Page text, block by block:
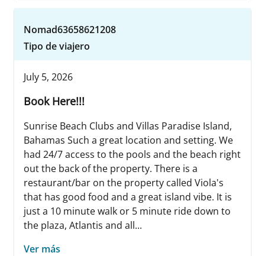
Nomad63658621208
Tipo de viajero
July 5, 2026
Book Here!!!
Sunrise Beach Clubs and Villas Paradise Island,
Bahamas Such a great location and setting. We
had 24/7 access to the pools and the beach right
out the back of the property. There is a
restaurant/bar on the property called Viola's
that has good food and a great island vibe. It is
just a 10 minute walk or 5 minute ride down to
the plaza, Atlantis and all...
Ver más